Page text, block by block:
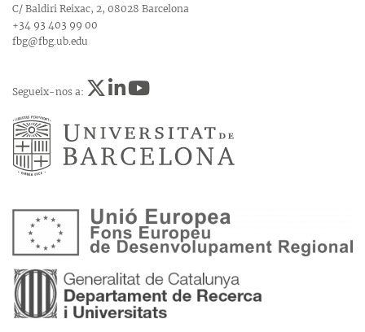
C/ Baldiri Reixac, 2, 08028 Barcelona
+34 93 403 99 00
fbg@fbg.ub.edu
Segueix-nos a: